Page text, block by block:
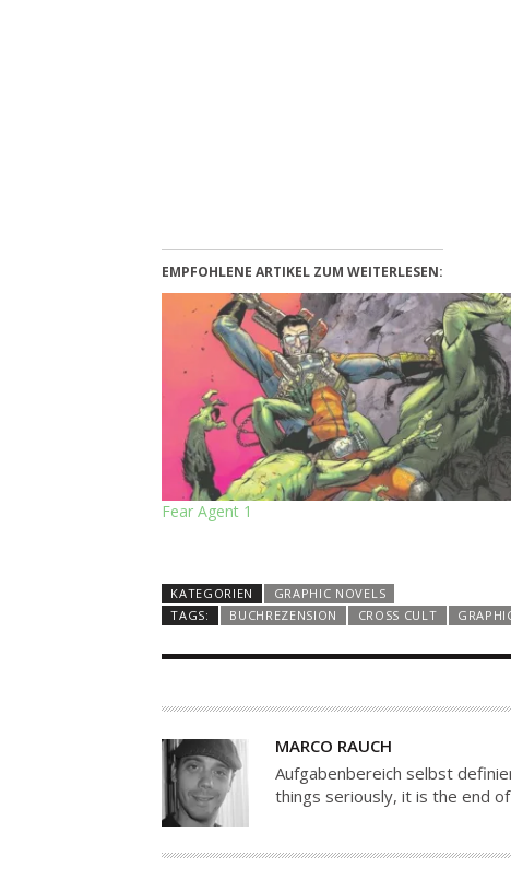
EMPFOHLENE ARTIKEL ZUM WEITERLESEN:
Fear Agent 1
KATEGORIEN
GRAPHIC NOVELS
TAGS:
BUCHREZENSION CROSS CULT
A
U
T
R
MARCO RAUCH
Aufgabenbereich selbst
things seriously, it is the end